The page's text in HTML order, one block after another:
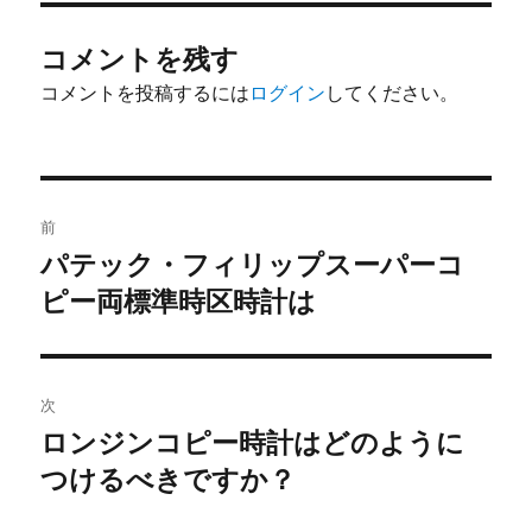
コメントを残す
コメントを投稿するにはログインしてください。
稿
ナ
ビ
ゲ
ー
シ
前
前
の
稿:
パテック・フィリップスーパーコ
ピー両標準時区時計は
次
次
の
ロンジンコピー時計はどのように
つけるべきですか？